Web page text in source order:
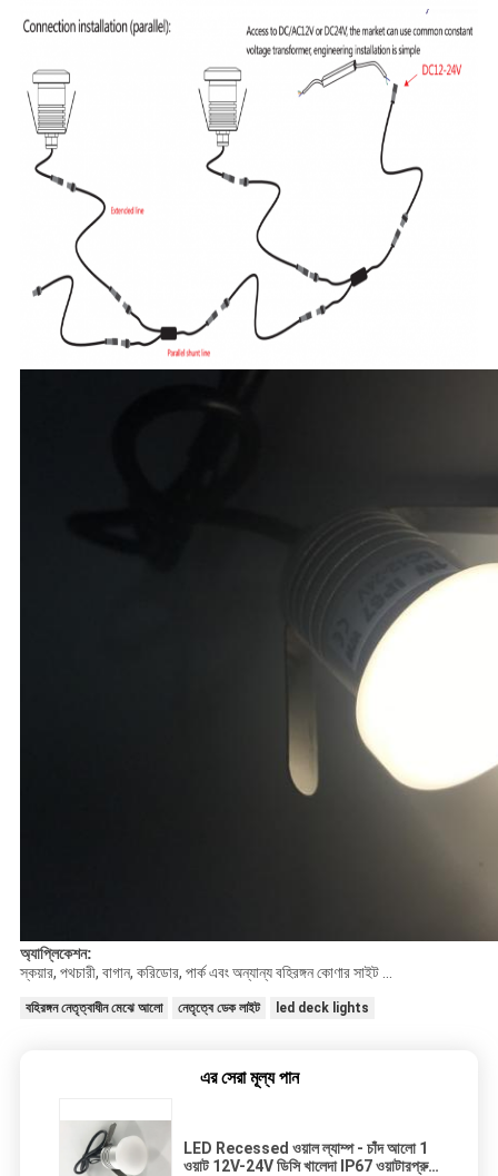
অ্যাপ্লিকেশন:
স্কয়ার, পথচারী, বাগান, করিডোর, পার্ক এবং অন্যান্য বহিরঙ্গন কোণার সাইট ...
বহিরঙ্গন নেতৃত্বাধীন মেঝে আলো নেতৃত্বে ডেক লাইট led deck lights
এর সেরা মূল্য পান
LED Recessed ওয়াল ল্যাম্প - চাঁদ আলো 1
ওয়াট 12V-24V ডিসি খালেদা IP67 ওয়াটারপ্রুফ